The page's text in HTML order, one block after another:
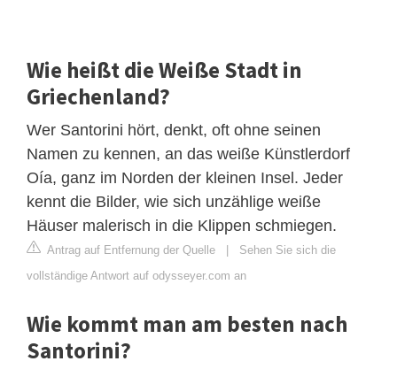
Wie heißt die Weiße Stadt in
Griechenland?
Wer Santorini hört, denkt, oft ohne seinen
Namen zu kennen, an das weiße Künstlerdorf
Oía, ganz im Norden der kleinen Insel. Jeder
kennt die Bilder, wie sich unzählige weiße
Häuser malerisch in die Klippen schmiegen.
Antrag auf Entfernung der Quelle | Sehen Sie sich die
vollständige Antwort auf odysseyer.com an
Wie kommt man am besten nach
Santorini?